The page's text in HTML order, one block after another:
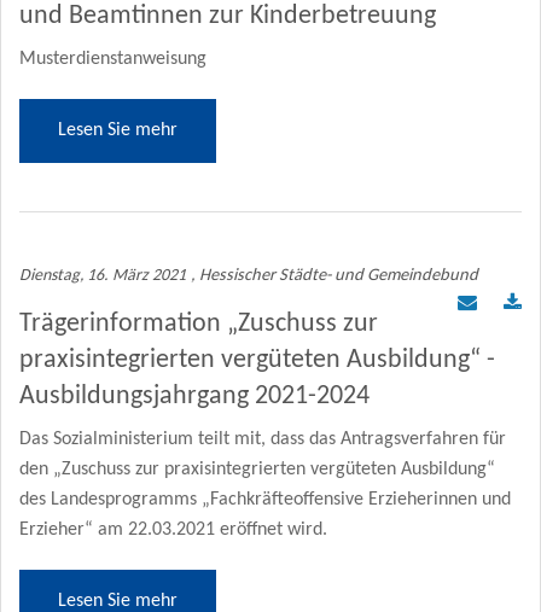
und Beamtinnen zur Kinderbetreuung
Musterdienstanweisung
Lesen Sie mehr
Dienstag, 16. März 2021 , Hessischer Städte- und Gemeindebund
Trägerinformation „Zuschuss zur
praxisintegrierten vergüteten Ausbildung“ -
Ausbildungsjahrgang 2021-2024
Das Sozialministerium teilt mit, dass das Antragsverfahren für
den „Zuschuss zur praxisintegrierten vergüteten Ausbildung“
des Landesprogramms „Fachkräfteoffensive Erzieherinnen und
Erzieher“ am 22.03.2021 eröffnet wird.
Lesen Sie mehr